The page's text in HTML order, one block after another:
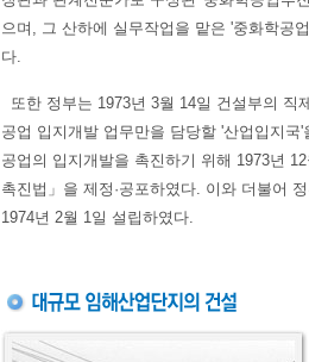
으며, 그 산하에 실무작업을 맡은 '중화학공
다.
또한 정부는 1973년 3월 14일 건설부의 직
공업 입지개발 업무만을 담당할 '산업입지국
공업의 입지개발을 촉진하기 위해 1973년
촉진법」을 제정·공포하였다. 이와 더불어
1974년 2월 1일 설립하였다.